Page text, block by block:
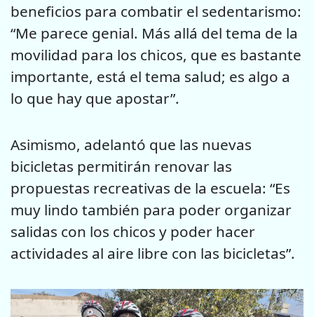
beneficios para combatir el sedentarismo:
“Me parece genial. Más allá del tema de la
movilidad para los chicos, que es bastante
importante, está el tema salud; es algo a
lo que hay que apostar”.
Asimismo, adelantó que las nuevas
bicicletas permitirán renovar las
propuestas recreativas de la escuela: “Es
muy lindo también para poder organizar
salidas con los chicos y poder hacer
actividades al aire libre con las bicicletas”.